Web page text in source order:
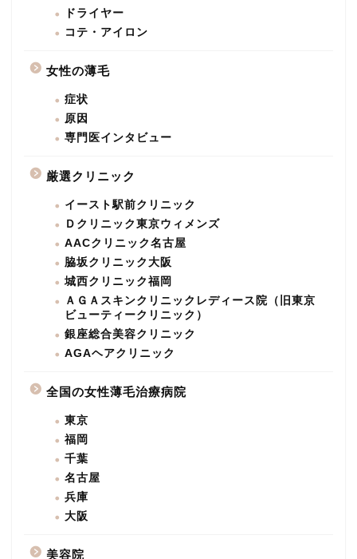
ドライヤー
コテ・アイロン
女性の薄毛
症状
原因
専門医インタビュー
厳選クリニック
イースト駅前クリニック
Ｄクリニック東京ウィメンズ
AACクリニック名古屋
脇坂クリニック大阪
城西クリニック福岡
ＡＧＡスキンクリニックレディース院（旧東京
ビューティークリニック）
銀座総合美容クリニック
AGAヘアクリニック
全国の女性薄毛治療病院
東京
福岡
千葉
名古屋
兵庫
大阪
美容院